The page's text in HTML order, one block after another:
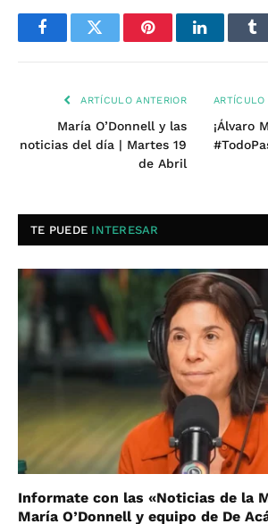
FacebookTwitter PinterestLinkedIn
ARTÍCULO ANTERIOR
María O’Donnell y las
noticias del día | Martes 19
de Abril
¡Álvaro
TE PUEDE INTERESAR
Informate con las «Noticias de la
María O’Donnell y equipo de De